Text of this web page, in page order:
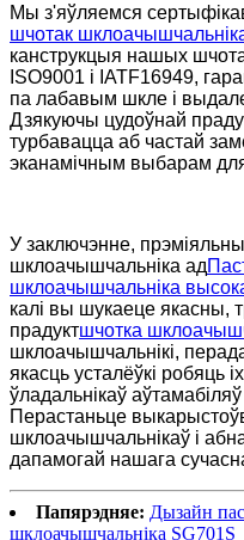
Мы з'яўляемся
шчотак
канструкцыя нашых
ISO9001 і IATF16949,
па лабавым шкле і
Дзякуючы цудоўнай
турбавацца аб частай
эканамічным выбарам
У заключэнне,
шклоачышчальніка ад
шклоачышчальніка
калі вы шукаеце якасны,
прадуктшчотка
шклоачышчальнікі,
якасць усталёўкі
ўладальнікаў
Перастаньце
шклоачышчальнікаў і
дапамогай нашага
Папярэдняе: Дызайн
шклоачышчальніка SG701S